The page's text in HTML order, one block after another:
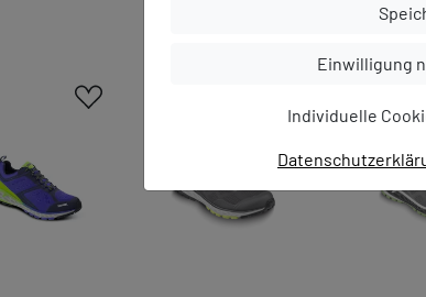
Einstellungen
Einwilligung
Individuelle
EINWILLIGUNG ZUR
MEHR AUS